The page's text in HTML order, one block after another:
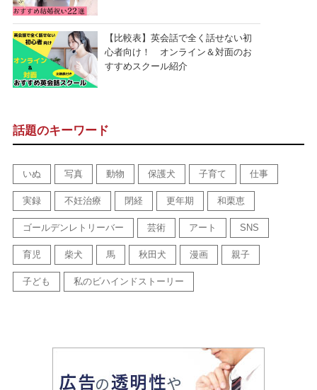
【比較表】英会話で全く話せない初
心者向け！ オンライン＆対面のお
すすめスクール紹介
話題のキーワード
いぬ 写真 動物 保護犬 子育て 仕事
実録 不妊治療 閉経 更年期 和栗恵
ゴールデンレトリーバー 芸術 アート SNS
育児 柴犬 馬 秋田犬 漫画 親子
子ども 私のビハインドストーリー